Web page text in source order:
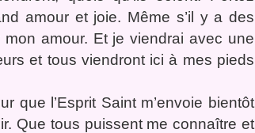
amour et joie. Même s’il y a des
amour. Et je viendrai avec une
et tous viendront ici à mes pieds
que l’Esprit Saint m’envoie bientôt
Que tous puissent me connaître et